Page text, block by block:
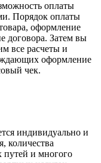
оплаты
Порядок оплаты
оформление
договора. Затем вы
все расчеты и
оформление
чек.
индивидуально и
количества
путей и многого